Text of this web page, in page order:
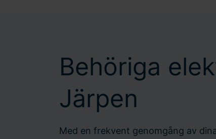
Behöriga
Järpen
Med en frekvent genomgång av